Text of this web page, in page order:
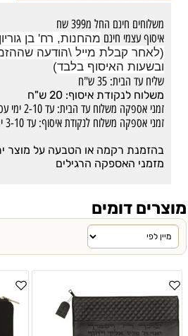
משלוחים חינם החל מ399 שח
איסוף עצמי חינם
(לאחר קבלת מייל \הודעה
ובשעות האיסוף בלבד)
שליח עד הבית: 35 ש"ח
משלוח לנקודת איסוף: 20 ש"ח
זמני אספקה משלוח עד הבית: עד 2-10 ימי עסקים
זמני אספקה משלוח לנקודת איסוף: עד 3-10 ימי עסקים
מזמני האספקה הרגילים
מוצרים דומים